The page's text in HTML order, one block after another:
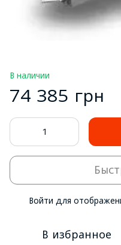
В наличии
74 385 грн
Войти для
В избранное